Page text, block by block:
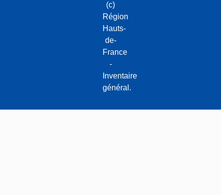
(c)
Région
Hauts-
de-
France
-
Inventaire
général.